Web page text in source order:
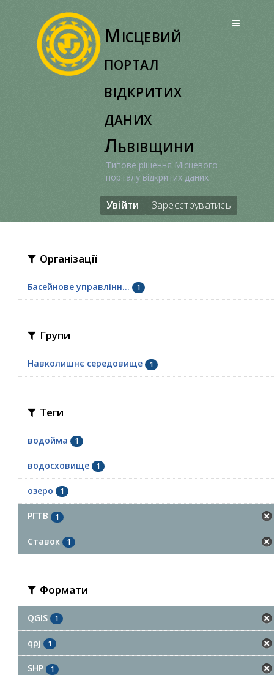
Місцевий
портал
відкритих
даних
Львівщини
Типове рішення Місцевого
порталу відкритих даних
Увійти Зареєструватись
Організації
Басейнове управлінн... 1
Групи
Навколишнє середовище 1
Теги
водойма 1
водосховище 1
озеро 1
РГТВ 1
Ставок 1
Формати
QGIS 1
qpj 1
SHP 1